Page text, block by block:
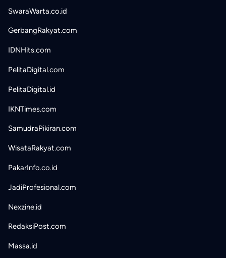
SwaraWarta.co.id
GerbangRakyat.com
IDNHits.com
PelitaDigital.com
PelitaDigital.id
IKNTimes.com
SamudraPikiran.com
WisataRakyat.com
PakarInfo.co.id
JadiProfesional.com
Nexzine.id
RedaksiPost.com
Massa.id